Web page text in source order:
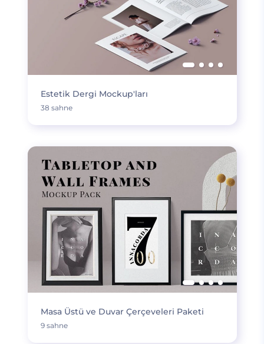
Estetik Dergi Mockup'ları
38 sahne
Masa Üstü ve Duvar Çerçeveleri Paketi
9 sahne